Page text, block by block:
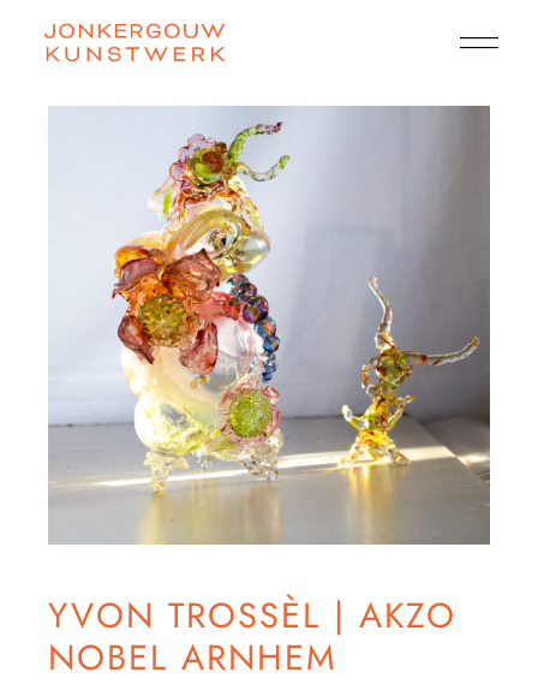
YVON TROSSÈL | AKZO
NOBEL ARNHEM